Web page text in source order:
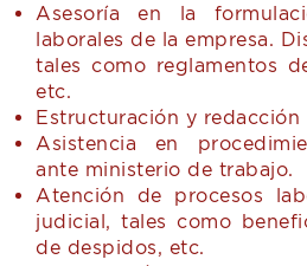
Asesoría en la
laborales de la empresa.
tales como reglamentos
etc.
Estructuración y redacción
Asistencia en
ante ministerio de trabajo.
Atención de procesos
judicial, tales como
de despidos, etc.